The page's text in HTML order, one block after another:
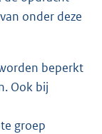
onder deze
beperkt
Ook bij
groep